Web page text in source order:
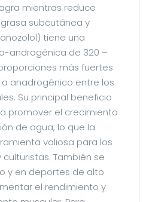
mientras reduce
subcutánea y
tiene una
androgénica de 320 –
más fuertes
anadrogénico entre los
Su principal beneficio
promover el crecimiento
de agua, lo que la
valiosa para los
También se
y en deportes de alto
el rendimiento y